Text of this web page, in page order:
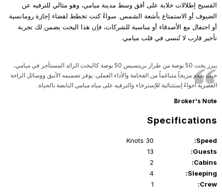
الفسيح إطلالات خلابة على أفق وسط مدينة ميامي، وهو مثالي للترفيه عن
الضيوف أو الاستمتاع بأشعة الشمس. سواءً كنت تخطط لقضاء إجازة رومانسية
أو احتفال مع الأصدقاء أو مناسبة للشركات، فإن هذا اليخت يضمن لك تجربة
تأجير قارب لا تُنسى في قلب ميامي.
يبرز يخت 50 بوصة من طراز برينسيس 50 بوصة كاليخت الرائد المستأجر في ميامي،
حيث يقدم مزيجاً متناغماً من الفخامة والأداء العملي. يوفر تصميمه الأنيق ووسائل الراحة
العصرية أجواءً إستثنائية للإسترخاء والترفيه على مياه ميامي النابضة بالحياة.
Broker's Note
Specifications
Speed:
30 Knots
Guests:
13
Cabins:
2
Sleeping:
4
Crew:
1